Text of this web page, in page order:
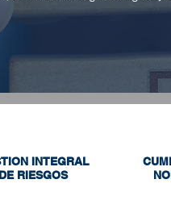
INTEGRAL
DE RIESGOS